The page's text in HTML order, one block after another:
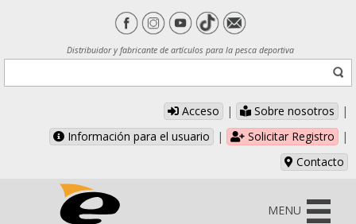
Distribuidor y fabricante de artículos para la pesca deportiva
Acceso | Sobre nosotros
|
Información para el usuario
| Solicitar Registro
|
Contacto
MENU